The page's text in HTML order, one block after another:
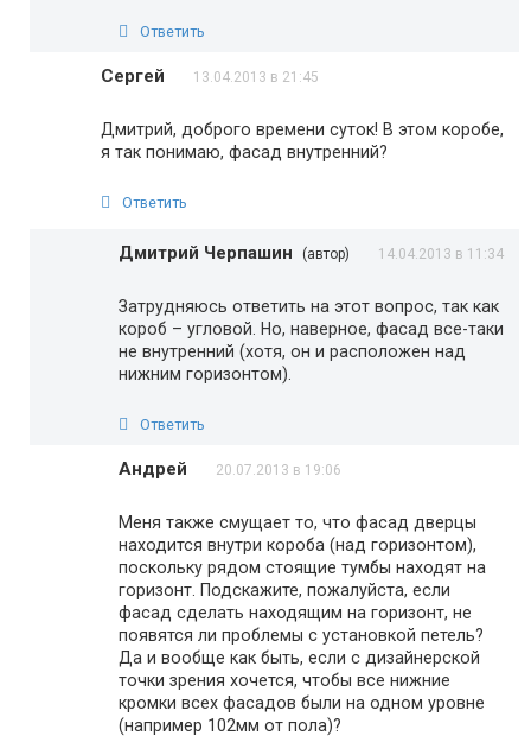
Ответить
Сергей 13.04.2013 в 21:45
Дмитрий, доброго времени суток! В этом коробе,
я так понимаю, фасад внутренний?
Ответить
Дмитрий Черпашин (автор) 14.04.2013 в 11:34
Затрудняюсь ответить на этот вопрос, так как
короб – угловой. Но, наверное, фасад все-таки
не внутренний (хотя, он и расположен над
нижним горизонтом).
Ответить
Андрей 20.07.2013 в 19:06
Меня также смущает то, что фасад дверцы
находится внутри короба (над горизонтом),
поскольку рядом стоящие тумбы находят на
горизонт. Подскажите, пожалуйста, если
фасад сделать находящим на горизонт, не
появятся ли проблемы с установкой петель?
Да и вообще как быть, если с дизайнерской
точки зрения хочется, чтобы все нижние
кромки всех фасадов были на одном уровне
(например 102мм от пола)?